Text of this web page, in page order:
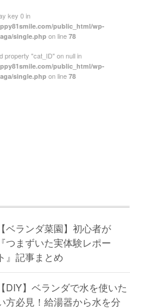
e
st
key 0 in
public_html/wp-
single.php on line 78
property "cat_ID" on null in
public_html/wp-
single.php on line 78
【ベランダ菜園】初心者が
『つまずいた実体験レポー
ト』記事まとめ
【DIY】ベランダで水を使いた
方必見！給湯器から水を分